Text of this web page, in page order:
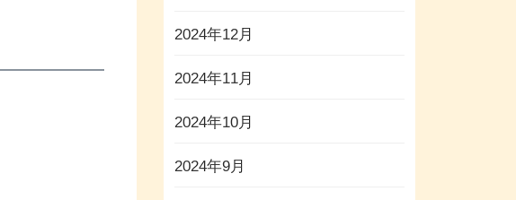
2024年12月
2024年11月
2024年10月
2024年9月